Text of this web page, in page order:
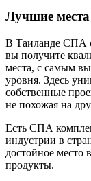
Лучшие
В Таиланде СПА
вы получите
места, с самым
уровня. Здесь
собственные
не похожая на
Есть СПА
индустрии в
достойное место
продукты.